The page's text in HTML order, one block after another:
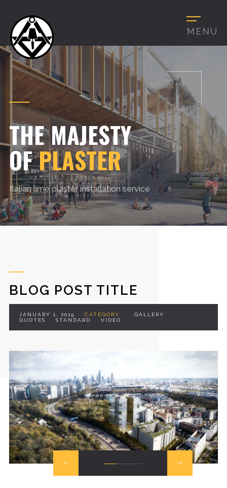
MENU
THE MAJESTY
OFPLASTER
Italian lime plaster installation service
BLOG POST TITLE
JANUARY 1, 2019 CATEGORY :
GALLERY
QUOTES
STANDARD VIDEO